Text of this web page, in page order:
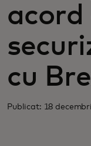
Știri și
acord
cu
Publicat: 18